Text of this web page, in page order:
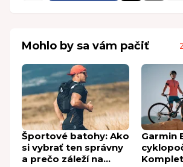
Mohlo by sa vám pačiť
Športové batohy: Ako
si vybrať ten správny
a prečo záleží na
Garmin